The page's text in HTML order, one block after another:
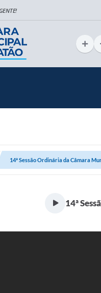
14ª Sessão Ordinária da Câmara
14ª